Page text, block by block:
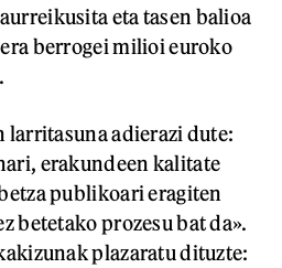
eta tasen balioa
berrogei milioi euroko
larritasuna adierazi dute:
erakundeen kalitate
publikoari eragiten
betetako prozesu bat da».
plazaratu dituzte: